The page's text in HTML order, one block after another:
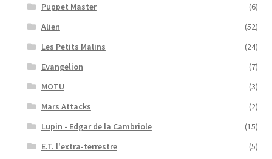
Puppet Master
(6)
Alien
(52)
Les Petits Malins
(24)
Evangelion
(7)
MOTU
(3)
Mars Attacks
(2)
Lupin - Edgar de la Cambriole
(15)
E.T. l'extra-terrestre
(5)